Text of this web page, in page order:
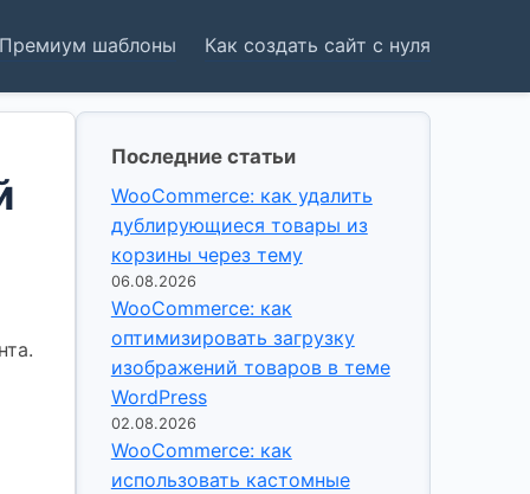
Премиум шаблоны Как создать сайт с нуля
Последние статьи
WooCommerce: как удалить
дублирующиеся товары из
корзины через тему
06.08.2026
WooCommerce: как
оптимизировать загрузку
изображений товаров в теме
WordPress
02.08.2026
WooCommerce: как
использовать кастомные